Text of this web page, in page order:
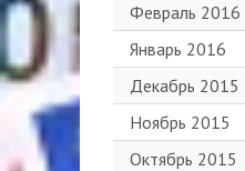
Февраль 2016
Январь 2016
Декабрь 2015
Ноябрь 2015
Октябрь 2015